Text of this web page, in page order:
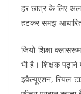
हर छात्र के लिए
हटकर समझ आधारित
जियो-शिक्षा
भी है। शिक्षक
इवैल्यूएशन, रियल-